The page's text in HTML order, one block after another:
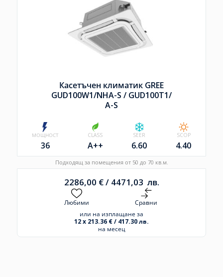
Касетъчен климатик GREE
GUD100W1/NHA-S / GUD100T1/
A-S
МОЩНОСТ
36
CLASS
A++
SEER
6.60
SCOP
4.40
Подходящ за помещения от 50 до 70 кв.м.
2286,00 €/ 4471,03 лв.
Любими
Сравни
или на изплащане за
12 x 213.36 € / 417.30 лв.
на месец